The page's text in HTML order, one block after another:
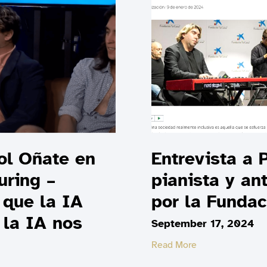
Oñate en
–
que la IA
la IA nos
Entrevista a
pianista y
por la
September 17, 2024
Read More